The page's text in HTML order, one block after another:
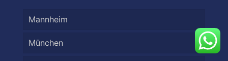
Mannheim
München